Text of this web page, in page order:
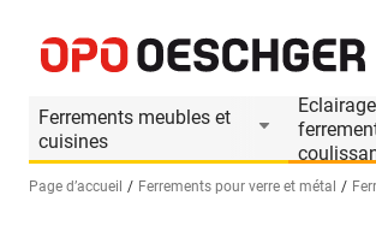
Ferrements meubles et
cuisines
Page d’accueil Ferrements pour verre et métal
Informations produit